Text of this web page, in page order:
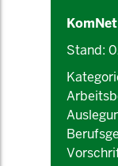
Stand: